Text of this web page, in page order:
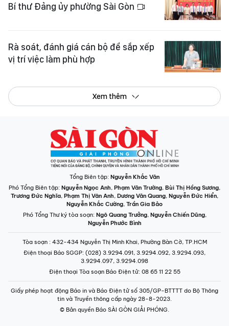
Bí thư Đảng ủy phường Sài Gòn
Rà soát, đánh giá cán bộ để sắp xếp
vị trí việc làm phù hợp
Xem thêm
Tổng Biên tập: Nguyễn Khắc Văn
Phó Tổng Biên tập: Nguyễn Ngọc Anh, Phạm Văn Trường, Bùi Thị Hồng Sương,
Trương Đức Nghĩa, Phạm Thị Vân Anh, Dương Văn Quang, Nguyễn Đức Hiển,
Nguyễn Khắc Cường, Trần Gia Bảo
Phó Tổng Thư ký tòa soạn: Ngô Quang Trưởng, Nguyễn Chiến Dũng,
Nguyễn Phước Bình
Tòa soạn : 432-434 Nguyễn Thị Minh Khai, Phường Bàn Cờ, TP.HCM
Điện thoại Báo SGGP: (028) 3.9294.091, 3.9294.092, 3.9294.093,
3.9294.097, 3.9294.098
Điện thoại Tòa soạn Báo Điện tử: 08 65 11 22 55
Giấy phép hoạt động Báo in và Báo Điện tử số 305/GP-BTTTT do Bộ Thông
tin và Truyền thông cấp ngày 28-8-2023.
© Bản quyền Báo SÀI GÒN GIẢI PHÓNG.